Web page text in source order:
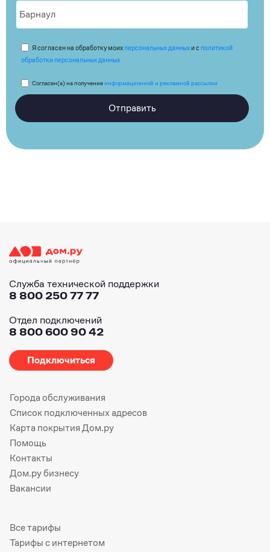
Я согласен на обработку моих персональных данныхи с политикой
обработки персональных данных
Согласен(а) на получениеинформационной и рекламной рассылки
Отправить
Служба технической поддержки
8 800 250 77 77
Отдел подключений
8 800 600 90 42
Подключиться
Города обслуживания
Список подключенных адресов
Карта покрытия Дом.ру
Помощь
Контакты
Дом.ру бизнесу
Вакансии
Все тарифы
Тарифы с интернетом